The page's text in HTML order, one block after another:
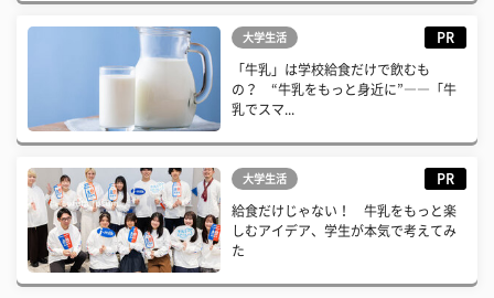
大学生活 PR
「牛乳」は学校給食だけで飲むも
の？ “牛乳をもっと身近に”――「牛
乳でスマ...
大学生活 PR
給食だけじゃない！ 牛乳をもっと楽
しむアイデア、学生が本気で考えてみ
た